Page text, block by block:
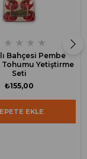
★ ★ ★ ★
Bahçesi Pembe
Tohumu Yetiştirme
Seti
₺155,00
EKLE